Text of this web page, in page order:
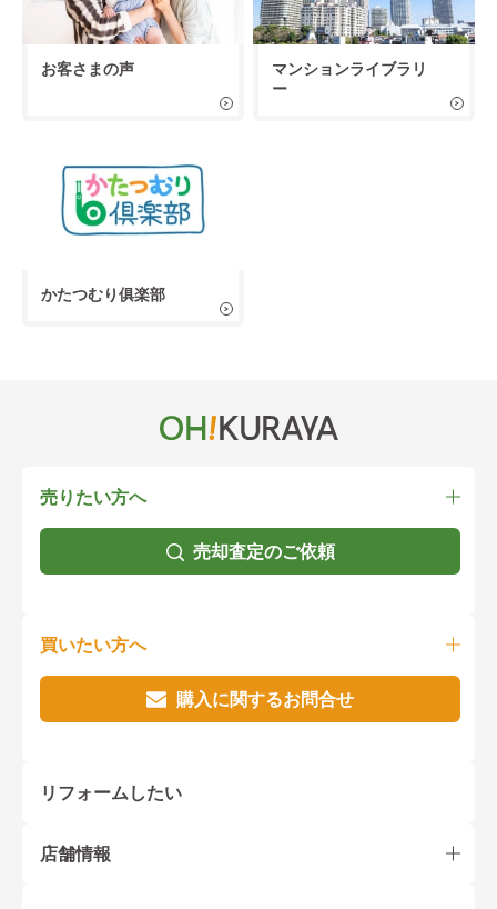
お客さまの声
マンションライブラリ
ー
かたつむり俱楽部
売りたい方へ
売却査定のご依頼
買いたい方へ
購入に関するお問合せ
リフォームしたい
店舗情報